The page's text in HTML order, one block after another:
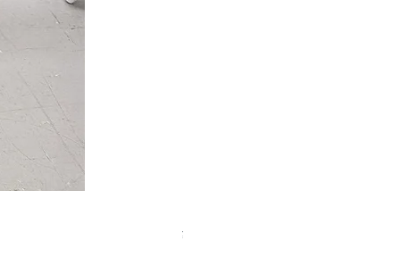
Price
¥50,000